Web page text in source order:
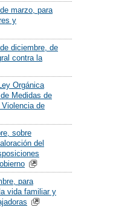
marzo, para
y
diciembre, de
contra la
Orgánica
Medidas de
de
sobre
del
para
vida familiar y